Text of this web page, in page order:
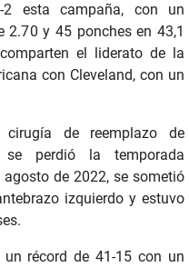
esta campaña, con un
2.70 y 45 ponches en 43,1
el liderato de la
con Cleveland, con un
de reemplazo de
perdió la temporada
de 2022, se sometió
izquierdo y estuvo
récord de 41-15 con un